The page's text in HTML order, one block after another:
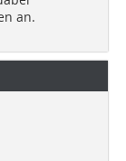
an.